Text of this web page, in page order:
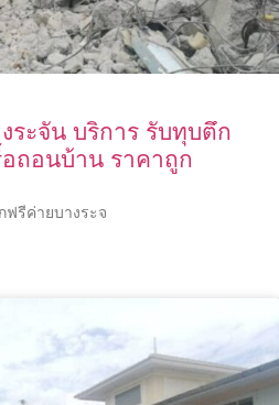
ระจัน บริการ รับทุบตึก
ถอนบ้าน ราคาถูก
ฟรีค่ายบางระจ